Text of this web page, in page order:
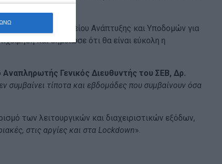
του Υπουργείου Ανάπτυξης και Υποδομών για
και σημείωσε ότι θα είναι εύκολη η
Αναπληρωτής Γενικός Διευθυντής του ΣΕΒ, Δρ.
συμβαίνει τίποτα και εβδομάδες που συμβαίνουν όσα
των λειτουργικών και διαχειριστικών εξόδων,
στις αργίες και στα Lockdown».